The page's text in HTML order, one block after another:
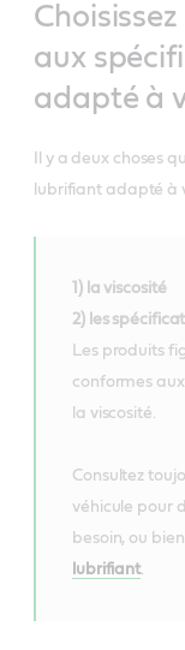
aux
adapté à
Il y a deux choses
lubrifiant adapté à
1) la viscosité
2) les
Les produits
conformes
la viscosité.
Consultez
véhicule pour
besoin, ou
lubrifiant.